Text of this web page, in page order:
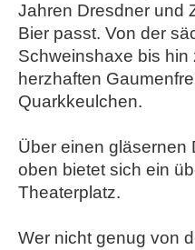
Jahren Dresdner und
Bier passt. Von der
Schweinshaxe bis
herzhaften
Quarkkeulchen.
Über einen gläsernen
oben bietet sich ein
Theaterplatz.
Wer nicht genug von